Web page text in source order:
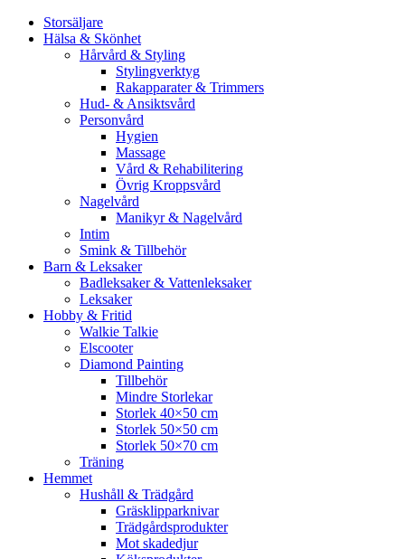
Storsäljare
Hälsa & Skönhet
Hårvård & Styling
Stylingverktyg
Rakapparater & Trimmers
Hud- & Ansiktsvård
Personvård
Hygien
Massage
Vård & Rehabilitering
Övrig Kroppsvård
Nagelvård
Manikyr & Nagelvård
Intim
Smink & Tillbehör
Barn & Leksaker
Badleksaker & Vattenleksaker
Leksaker
Hobby & Fritid
Walkie Talkie
Elscooter
Diamond Painting
Tillbehör
Mindre Storlekar
Storlek 40×50 cm
Storlek 50×50 cm
Storlek 50×70 cm
Träning
Hemmet
Hushåll & Trädgård
Gräsklipparknivar
Trädgårdsprodukter
Mot skadedjur